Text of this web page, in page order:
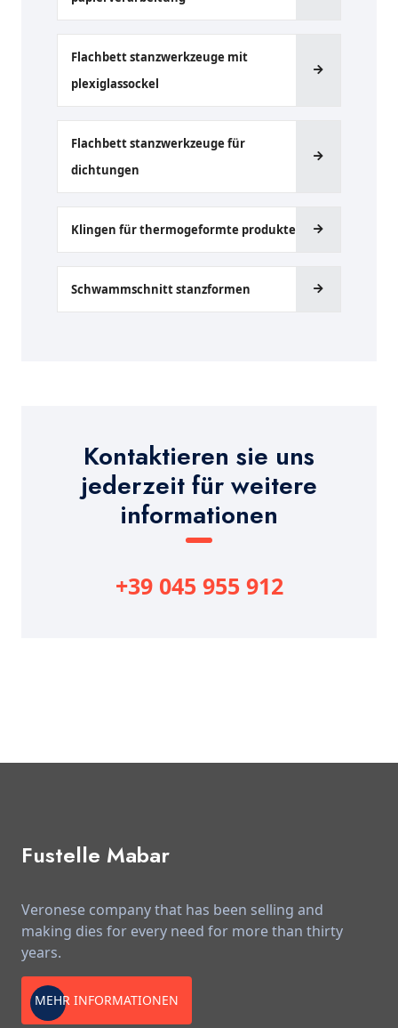
Flachbett stanzwerkzeuge mit
plexiglassockel
Flachbett stanzwerkzeuge für
dichtungen
Klingen für thermogeformte produkte
Schwammschnitt stanzformen
Kontaktieren sie uns
jederzeit für weitere
informationen
+39 045 955 912
Fustelle Mabar
Veronese company that has been selling and
making dies for every need for more than thirty
years.
MEHR INFORMATIONEN